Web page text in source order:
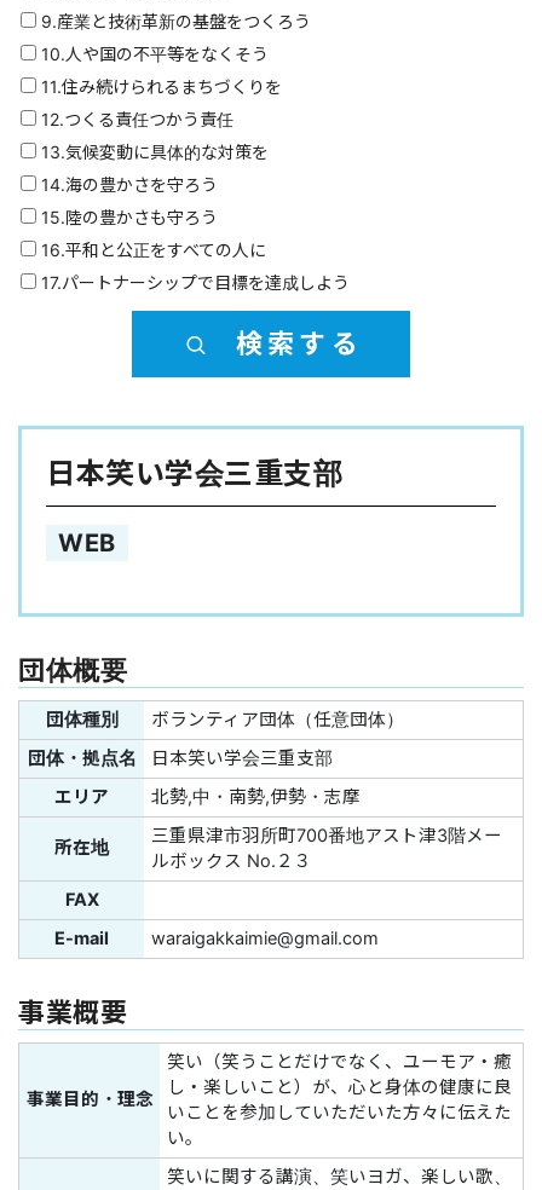
9.産業と技術革新の基盤をつくろう
10.人や国の不平等をなくそう
11.住み続けられるまちづくりを
12.つくる責任つかう責任
13.気候変動に具体的な対策を
14.海の豊かさを守ろう
15.陸の豊かさも守ろう
16.平和と公正をすべての人に
17.パートナーシップで目標を達成しよう
検索する
日本笑い学会三重支部
WEB
団体概要
団体種別
ボランティア団体（任意団体）
団体・拠点名
日本笑い学会三重支部
エリア
北勢,中・南勢,伊勢・志摩
所在地
三重県津市羽所町700番地アスト津3階メー
ルボックス No.２３
FAX
E-mail
waraigakkaimie@gmail.com
事業概要
事業目的・理念
笑い（笑うことだけでなく、ユーモア・癒
し・楽しいこと）が、心と身体の健康に良
いことを参加していただいた方々に伝えた
い。
笑いに関する講演、笑いヨガ、楽しい歌、